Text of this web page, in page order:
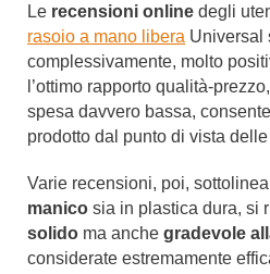
Le recensioni online degli
rasoio a mano libera Universal
complessivamente, molto
l’ottimo rapporto qualità-
spesa davvero bassa,
prodotto dal punto di vista
Varie recensioni, poi,
manico sia in plastica dura, si
solido ma anche gradevole
considerate estremamente